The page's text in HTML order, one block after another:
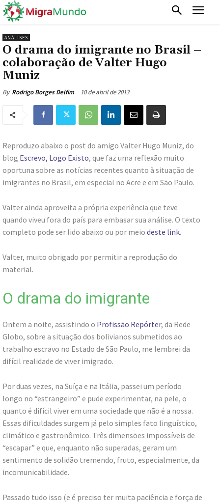
ANÁLISES
O drama do imigrante no Brasil –
colaboração de Valter Hugo
Muniz
By Rodrigo Borges Delfim 10 de abril de 2013
Reproduzo abaixo o post do amigo Valter Hugo Muniz, do
blog Escrevo, Logo Existo, que faz uma reflexão muito
oportuna sobre as notícias recentes quanto à situação de
imigrantes no Brasil, em especial no Acre e em São Paulo.
Valter ainda aproveita a própria experiência que teve
quando viveu fora do país para embasar sua análise. O texto
completo pode ser lido abaixo ou por meio deste link.
Valter, muito obrigado por permitir a reprodução do
material.
O drama do imigrante
Ontem a noite, assistindo o Profissão Repórter, da Rede
Globo, sobre a situação dos bolivianos submetidos ao
trabalho escravo no Estado de São Paulo, me lembrei da
difícil realidade de viver imigrado.
Por duas vezes, na Suíça e na Itália, passei um período
longo no “estrangeiro” e pude experimentar, na pele, o
quanto é difícil viver em uma sociedade que não é a nossa.
Essas dificuldades surgem já pelo simples fato linguístico,
climático e gastronômico. Três dimensões impossíveis de
“escapar” e que, enquanto não superadas, geram um
sentimento de solidão tremendo, fruto, especialmente, da
incomunicabilidade.
Passado tudo isso (e é preciso ter muita paciência e força de